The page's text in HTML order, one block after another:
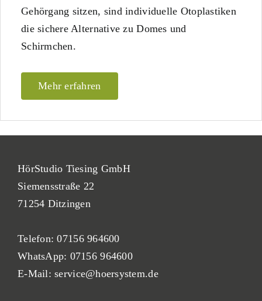
Gehörgang sitzen, sind individuelle Otoplastiken
die sichere Alternative zu Domes und
Schirmchen.
Mehr erfahren
HörStudio Tiesing GmbH
Siemensstraße 22
71254 Ditzingen
Telefon:07156 964600
WhatsApp: 07156 964600
E-Mail:service@hoersystem.de